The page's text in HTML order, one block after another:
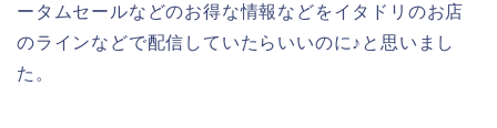
ータムセールなどのお得な情報などをイタドリのお店
のラインなどで配信していたらいいのに♪と思いまし
た。